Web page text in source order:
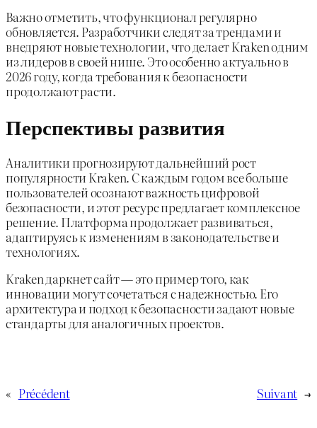
Важно отметить, что функционал регулярно
обновляется. Разработчики следят за трендами и
внедряют новые технологии, что делает Kraken одним
из лидеров в своей нише. Это особенно актуально в
2026 году, когда требования к безопасности
продолжают расти.
Перспективы развития
Аналитики прогнозируют дальнейший рост
популярности Kraken. С каждым годом все больше
пользователей осознают важность цифровой
безопасности, и этот ресурс предлагает комплексное
решение. Платформа продолжает развиваться,
адаптируясь к изменениям в законодательстве и
технологиях.
Kraken даркнет сайт — это пример того, как
инновации могут сочетаться с надежностью. Его
архитектура и подход к безопасности задают новые
стандарты для аналогичных проектов.
« Précédent Suivant →